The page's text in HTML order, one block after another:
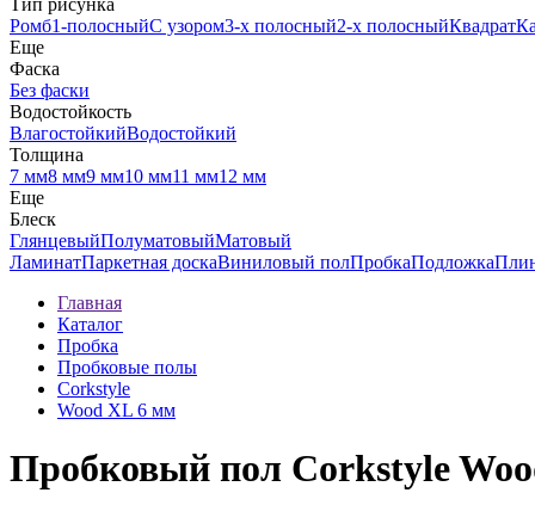
Тип рисунка
Ромб1-полосныйС узором3-х полосный2-х полосныйКвадрат
Еще
Фаска
Без фаски
Водостойкость
ВлагостойкийВодостойкий
Толщина
7 мм8 мм9 мм10 мм11 мм12 мм
Еще
Блеск
ГлянцевыйПолуматовыйМатовый
ЛаминатПаркетная доскаВиниловый полПробкаПодложка
Главная
Каталог
Пробка
Пробковые полы
Corkstyle
Wood XL 6 мм
Пробковый пол Corkstyle